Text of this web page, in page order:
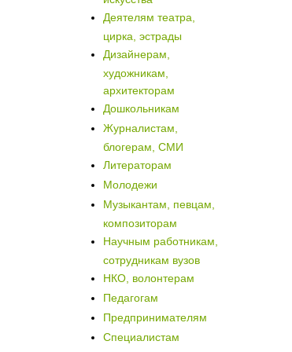
Деятелям театра,
цирка, эстрады
Дизайнерам,
художникам,
архитекторам
Дошкольникам
Журналистам,
блогерам, СМИ
Литераторам
Молодежи
Музыкантам, певцам,
композиторам
Научным работникам,
сотрудникам вузов
НКО, волонтерам
Педагогам
Предпринимателям
Специалистам